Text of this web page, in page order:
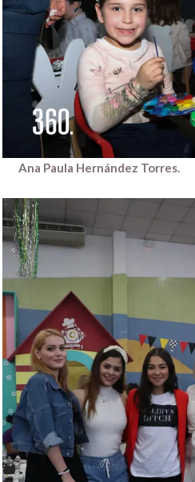
Ana Paula Hernández Torres.